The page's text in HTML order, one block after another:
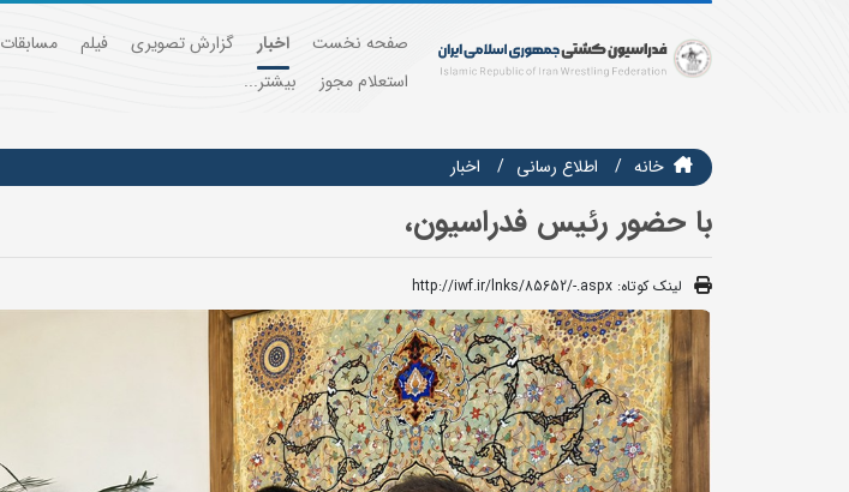
صفحه نخست اخبار گزارش تصویری فیلم مسابقات
استعلام مجوز
بیشتر...
خانه اطلاع رسانی اخبار
با حضور رئیس فدراسیون،
لینک کوتاه: http://iwf.ir/lnks/85652/-.aspx